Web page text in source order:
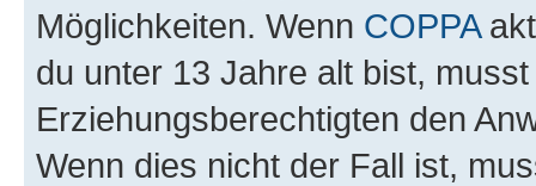
Möglichkeiten. Wenn COPPA
du unter 13 Jahre alt bist,
Erziehungsberechtigten den
Wenn dies nicht der Fall ist,